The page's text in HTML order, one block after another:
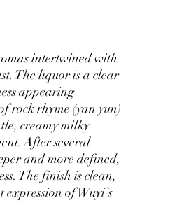
intertwined with
The liquor is a clear
appearing
rock rhyme (yan yun)
creamy milky
After several
and more defined,
The finish is clean,
of Wuyi’s